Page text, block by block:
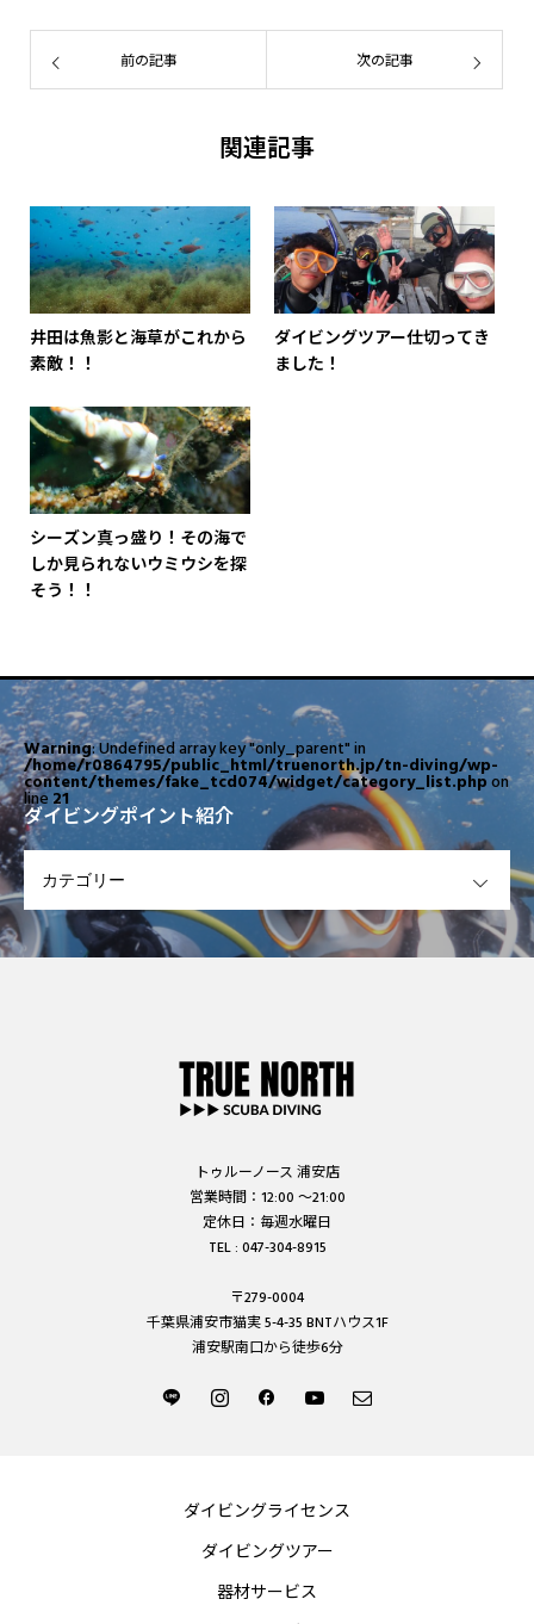
前の記事 次の記事
関連記事
井田は魚影と海草がこれから
素敵！！
ダイビングツアー仕切ってき
ました！
シーズン真っ盛り！その海で
しか見られないウミウシを探
そう！！
Warning: Undefined array key "only_parent" in
/home/r0864795/public_html/truenorth.jp/tn-diving/wp-
content/themes/fake_tcd074/widget/category_list.php on
line 21
ダイビングポイント紹介
OPEN
トゥルーノース 浦安店
営業時間：12:00 ～21:00
定休日：毎週水曜日
TEL : 047-304-8915
〒279-0004
千葉県浦安市猫実 5-4-35 BNTハウス1F
浦安駅南口から徒歩6分
ダイビングライセンス
ダイビングツアー
器材サービス